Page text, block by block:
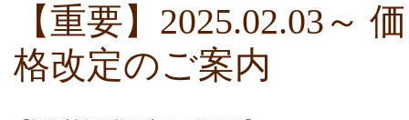
【重要】2025.02.03～ 価
格改定のご案内